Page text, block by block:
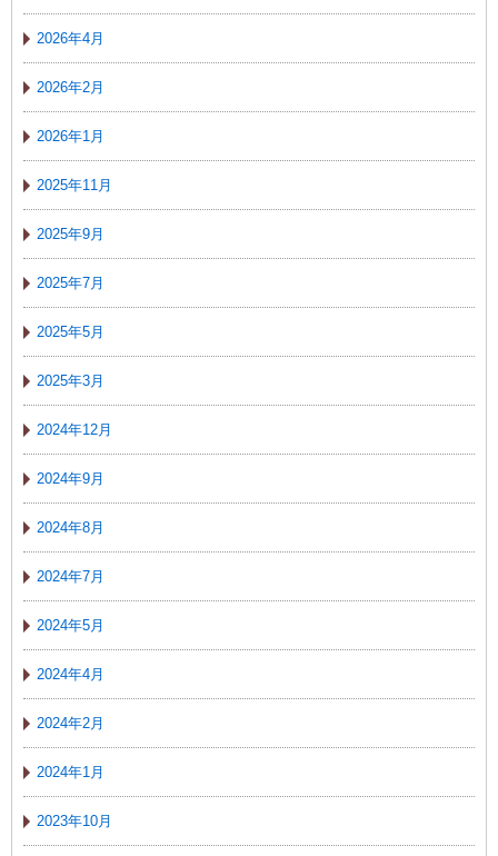
2026年4月
2026年2月
2026年1月
2025年11月
2025年9月
2025年7月
2025年5月
2025年3月
2024年12月
2024年9月
2024年8月
2024年7月
2024年5月
2024年4月
2024年2月
2024年1月
2023年10月